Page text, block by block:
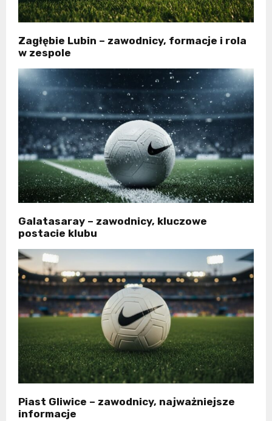
Zagłębie Lubin – zawodnicy, formacje i rola
w zespole
Galatasaray – zawodnicy, kluczowe
postacie klubu
Piast Gliwice – zawodnicy, najważniejsze
informacje